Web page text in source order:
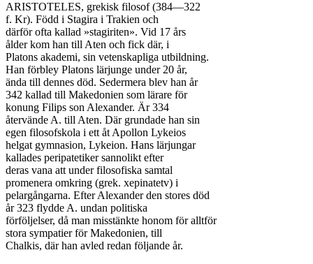
ARISTOTELES, grekisk filosof (384—322
f. Kr). Född i Stagira i Trakien och
därför ofta kallad »stagiriten». Vid 17 års
ålder kom han till Aten och fick där, i
Platons akademi, sin vetenskapliga utbildning.
Han förbley Platons lärjunge under 20 år,
ända till dennes död. Sedermera blev han år
342 kallad till Makedonien som lärare för
konung Filips son Alexander. Är 334
återvände A. till Aten. Där grundade han sin
egen filosofskola i ett åt Apollon Lykeios
helgat gymnasion, Lykeion. Hans lärjungar
kallades peripatetiker sannolikt efter
deras vana att under filosofiska samtal
promenera omkring (grek. xepinatetv) i
pelargångarna. Efter Alexander den stores död
år 323 flydde A. undan politiska
förföljelser, då man misstänkte honom för alltför
stora sympatier för Makedonien, till
Chalkis, där han avled redan följande år.